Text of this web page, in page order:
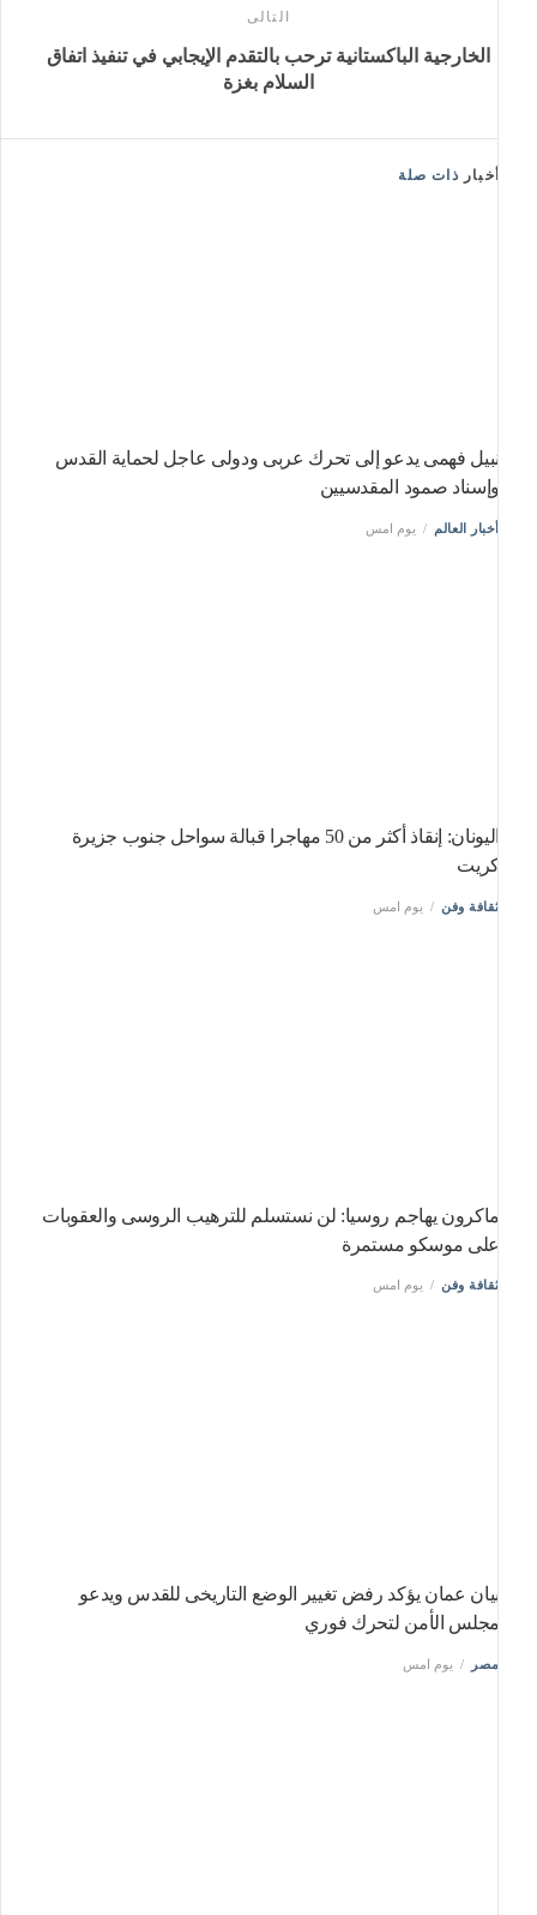
الخارجية الباكستانية ترحب بالتقدم الإيجابي في تنفيذ اتفاق
السلام بغزة
ذات صلة
فهمى يدعو إلى تحرك عربى ودولى عاجل لحماية القدس
صمود المقدسيين
العالم يوم امس
اليونان: إنقاذ أكثر من 50 مهاجرا قبالة سواحل جنوب جزيرة
وفن يوم امس
يهاجم روسيا: لن نستسلم للترهيب الروسى والعقوبات
موسكو مستمرة
وفن يوم امس
عمان يؤكد رفض تغيير الوضع التاريخى للقدس ويدعو
الأمن لتحرك فوري
يوم امس